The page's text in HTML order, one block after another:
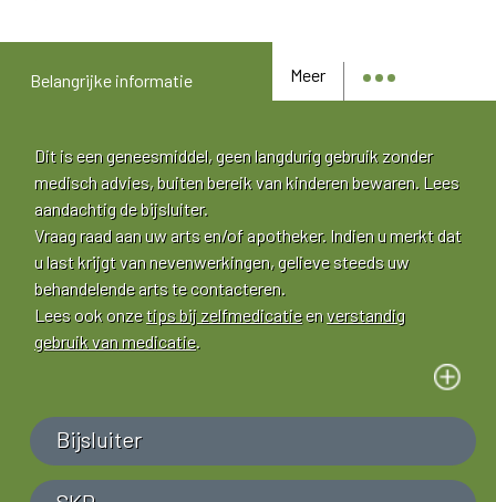
Meer
Belangrijke informatie
Dit is een geneesmiddel, geen langdurig gebruik zonder
medisch advies, buiten bereik van kinderen bewaren. Lees
aandachtig de bijsluiter.
Vraag raad aan uw arts en/of apotheker. Indien u merkt dat
u last krijgt van nevenwerkingen, gelieve steeds uw
behandelende arts te contacteren.
Lees ook onzetips bij zelfmedicatieenverstandig
gebruik van medicatie.
Bijsluiter